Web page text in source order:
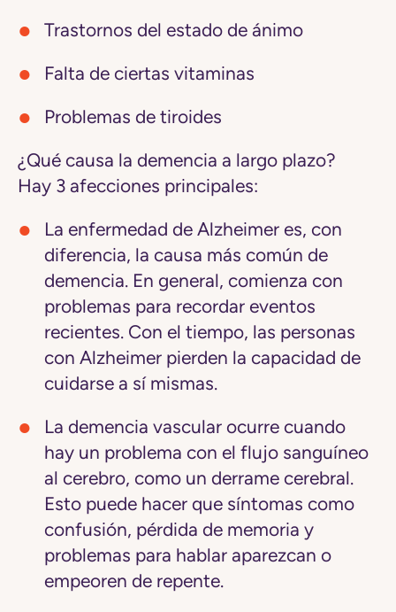
Trastornos del estado de ánimo
Falta de ciertas vitaminas
Problemas de tiroides
¿Qué causa la demencia a largo plazo?
Hay 3 afecciones principales:
La enfermedad de Alzheimer es, con
diferencia, la causa más común de
demencia. En general, comienza con
problemas para recordar eventos
recientes. Con el tiempo, las personas
con Alzheimer pierden la capacidad de
cuidarse a sí mismas.
La demencia vascular ocurre cuando
hay un problema con el flujo sanguíneo
al cerebro, como un derrame cerebral.
Esto puede hacer que síntomas como
confusión, pérdida de memoria y
problemas para hablar aparezcan o
empeoren de repente.